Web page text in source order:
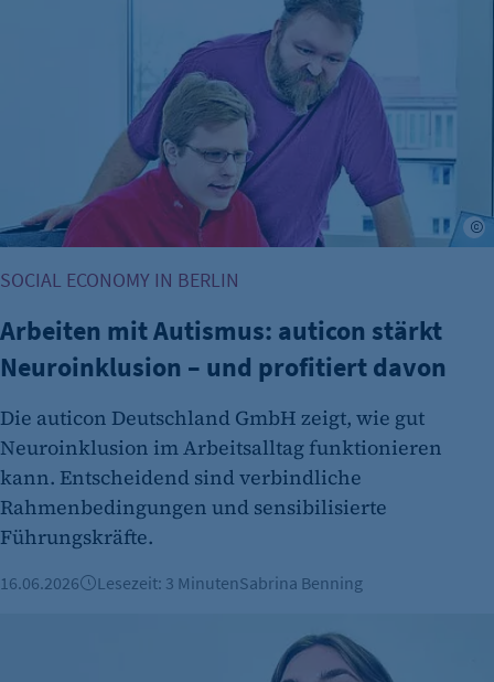
SOCIAL ECONOMY IN BERLIN
Arbeiten mit Autismus: auticon stärkt
Neuroinklusion – und profitiert davon
Die auticon Deutschland GmbH zeigt, wie gut
Neuroinklusion im Arbeitsalltag funktionieren
kann. Entscheidend sind verbindliche
Rahmenbedingungen und sensibilisierte
Führungskräfte.
16.06.2026 Lesezeit: 3 MinutenSabrina Benning
Zeitzubi: Ein eindrucksvolles Beispiel wie sich soziales